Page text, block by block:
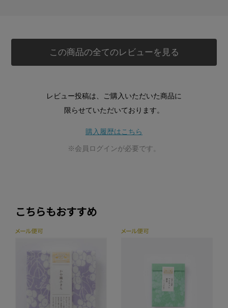
この商品の全てのレビューを見る
レビュー投稿は、ご購入いただいた商品に
限らせていただいております。
購入履歴はこちら
※会員ログインが必要です。
こちらもおすすめ